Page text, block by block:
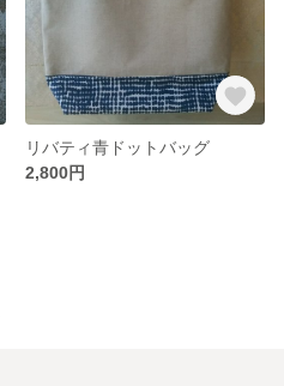
リバティ青ドットバッグ
2,800円